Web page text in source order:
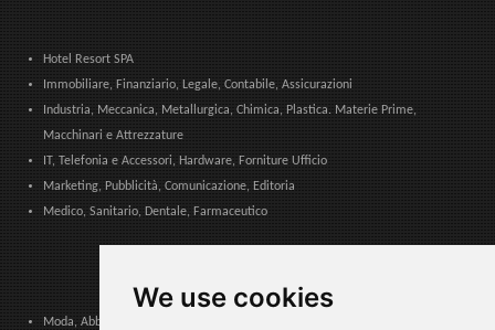
We use cookies
Hotel Resort SPA
Immobiliare, Finanziario, Legale, Contabile, Assicurazioni
Industria, Meccanica, Metallurgica, Chimica, Plastica. Materie Prime,
Macchinari e Attrezzature
IT, Telefonia e Accessori, Hardware, Forniture Ufficio
Marketing, Pubblicità, Comunicazione, Editoria
Medico, Sanitario, Dentale, Farmaceutico
Moda, Abbigliamento, Accessori Moda, Calzature e Pelletteria